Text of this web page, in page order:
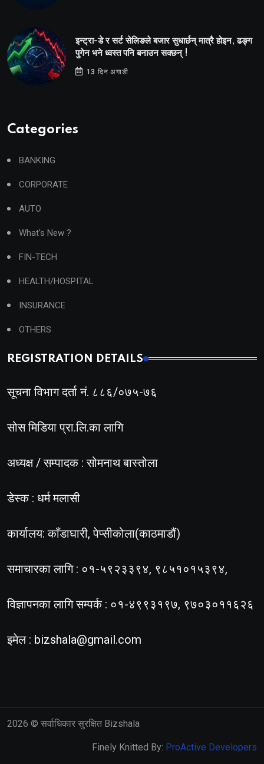
इन्ट्रा-डे र सर्ट सेलिङले बजार सुधार्छन् मात्रै होइन, ढङ्ग
पुगेन भने ध्वस्त पनि बनाउन सक्छन् !
13 दिन अगाडी
Categories
BANKING
CORPORATE
AUTO
What's New ?
FIN-TECH
HEALTH/HOSPITAL
INSURANCE
OTHERS
REGISTRATION DETAILS
सूचना विभाग दर्ता नं. ८८६/०७५-७६
सोस मिडिया प्रा.लि.का लागि
अध्यक्ष / सम्पादक : सोमनाथ बास्तोला
डेस्क : धर्म मलासी
कार्यालय: काँडाघारी, पेप्सीकोला(काठमाडौं)
समाचारका लागि : ०१-५९२३३९४, ९८५१०१५३९४,
विज्ञापनका लागि सम्पर्क : ०१-४९९३१९७, ९७०३०११६२६
इमेल : bizshala@gmail.com
2026 © सर्वाधिकार सुरक्षित Bizshala
Finely Knitted By: ProActive Developers